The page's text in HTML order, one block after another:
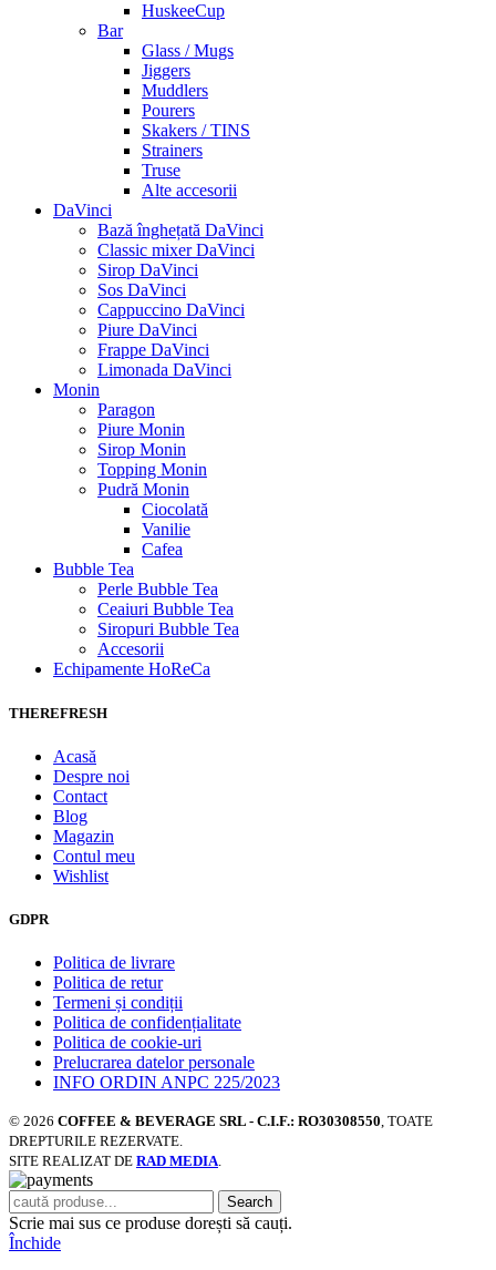
HuskeeCup
Bar
Glass / Mugs
Jiggers
Muddlers
Pourers
Skakers / TINS
Strainers
Truse
Alte accesorii
DaVinci
Bază înghețată DaVinci
Classic mixer DaVinci
Sirop DaVinci
Sos DaVinci
Cappuccino DaVinci
Piure DaVinci
Frappe DaVinci
Limonada DaVinci
Monin
Paragon
Piure Monin
Sirop Monin
Topping Monin
Pudră Monin
Ciocolată
Vanilie
Cafea
Bubble Tea
Perle Bubble Tea
Ceaiuri Bubble Tea
Siropuri Bubble Tea
Accesorii
Echipamente HoReCa
THEREFRESH
Acasă
Despre noi
Contact
Blog
Magazin
Contul meu
Wishlist
GDPR
Politica de livrare
Politica de retur
Termeni și condiții
Politica de confidențialitate
Politica de cookie-uri
Prelucrarea datelor personale
INFO ORDIN ANPC 225/2023
© 2026 COFFEE & BEVERAGE SRL - C.I.F.: RO30308550, TOATE
DREPTURILE REZERVATE.
SITE REALIZAT DE RAD MEDIA.
Search
Scrie mai sus ce produse dorești să cauți.
Închide